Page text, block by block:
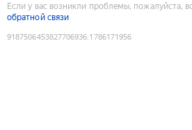
Если у вас возникли проблемы, пожалуйста,
обратной связи
9187506453827706936:1786171956